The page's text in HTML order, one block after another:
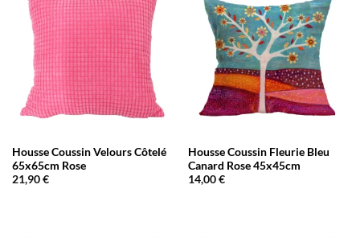
Housse Coussin Velours Côtelé
65x65cm Rose
21,90€
Housse Coussin Fleurie Bleu
Canard Rose 45x45cm
14,00€